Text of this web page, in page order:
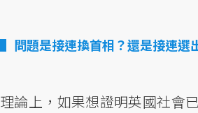
問題是接連換首相？還是接連選
理論上，如果想證明英國社會